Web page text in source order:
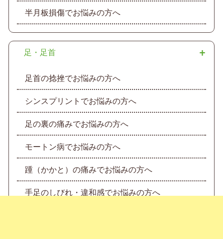
半月板損傷でお悩みの方へ
足・足首
足首の捻挫でお悩みの方へ
シンスプリントでお悩みの方へ
足の裏の痛みでお悩みの方へ
モートン病でお悩みの方へ
踵（かかと）の痛みでお悩みの方へ
手足のしびれ・違和感でお悩みの方へ